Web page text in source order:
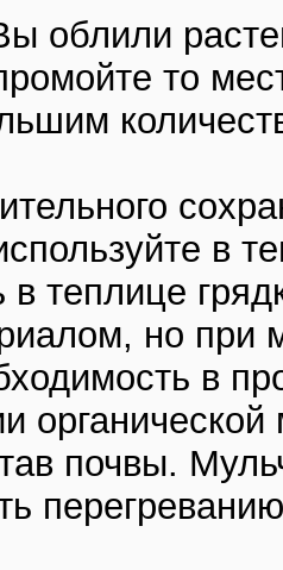
облили
то
в
в теплице
но при
в
почвы.